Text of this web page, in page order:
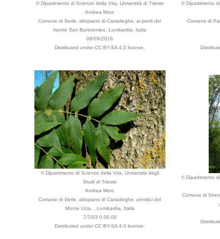
© Dipartimento di Scienze della Vita, Università di Trieste
Andrea Moro
Comune di Serle, altopiano di Cariadeghe, ai piedi del
monte San Bartolomeo, Lombardia, Italia
09/09/2016
Distributed under CC BY-SA 4.0 license.
© Dipartimento
Comune di
© Dipartimento di Scienze della Vita, Università degli
Studi di Trieste
Andrea Moro
Comune di Serle, altopiano di Cariadeghe, pendici del
Monte Ucia. , Lombardia, Italia
7/7/03 0.00.00
Distributed under CC BY-SA 4.0 license.
© Dipartimento
Comune di